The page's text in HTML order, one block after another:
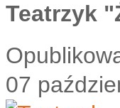
Teatrzyk
07